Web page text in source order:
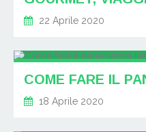
22 Aprile 2020
18 Aprile 2020